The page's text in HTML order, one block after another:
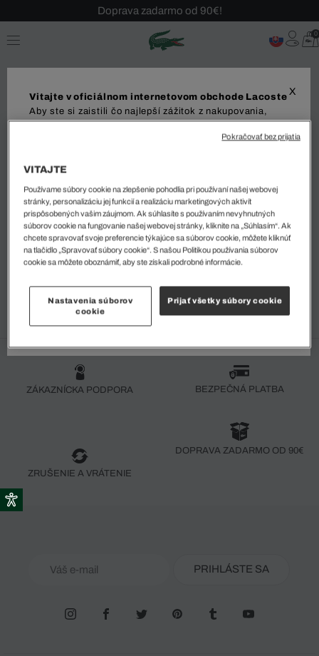
Doprava zadarmo od 90€!
Sezónny výpredaj až -40 %!
Bezplatné vrátenie!
0
0 Výsledok
Zoradiť a filtrovať
ZÁKAZNÍCKA PODPORA BEZPEČNÁ PLATBA
ZRUŠENIE A VRÁTENIE
DOPRAVA ZADARMO OD 90€
PRIHLÁSTE SA
X
Vitajte v oficiálnom internetovom obchode Lacoste
Aby ste si zaistili čo najlepší zážitok z nakupovania,
obchod. Upozorňujeme, že vaša objednávka môže byť
Dodanie do
Jazyk
VITAJTE
Používame súbory cookie na zlepšenie pohodlia pri používaní našej webovej
stránky, personalizáciu jej funkcií a realizáciu marketingových aktivít
prispôsobených vašim záujmom. Ak súhlasíte s používaním nevyhnutných
súborov cookie na fungovanie našej webovej stránky, kliknite na „Súhlasím“. Ak
chcete spravovať svoje preferencie týkajúce sa súborov cookie, môžete kliknúť
na tlačidlo „Spravovať súbory cookie“. S našou Politikou používania súborov
cookie sa môžete oboznámiť, aby ste získali podrobné informácie.
Nastavenia súborov
cookie
Prijať všetky súbory cookie
Pokračovať bez prijatia